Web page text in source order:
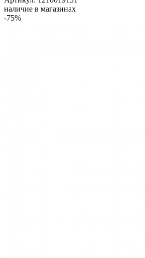
наличие в магазинах
-75%